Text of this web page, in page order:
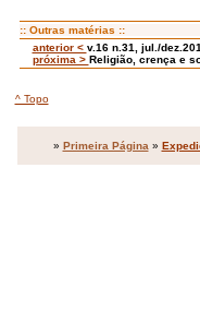
:: Outras matérias ::
anterior < v.16 n.31, jul./
próxima > Religião, crença e
^ Topo
» Primeira Página »